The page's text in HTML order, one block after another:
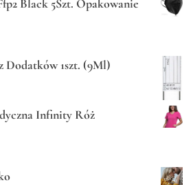
Black 5Szt. Opakowanie
Dodatków 1szt. (9Ml)
Infinity Róż